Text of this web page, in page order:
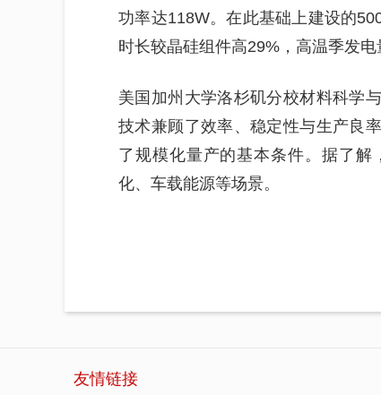
功率达118W。在此基础上建设的
时长较晶硅组件高29%，高温季发电
美国加州大学洛杉矶分校材料科学
技术兼顾了效率、稳定性与生产良
了规模化量产的基本条件。据了
化、车载能源等场景。
友情链接